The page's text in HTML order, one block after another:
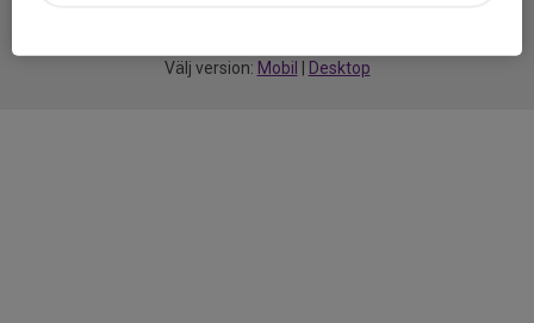
Välj version: Mobil Desktop